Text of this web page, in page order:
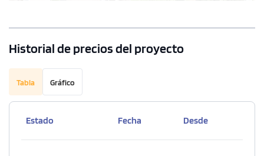
Historial de precios del proyecto
Tabla Gráfico
Estado Fecha Desde